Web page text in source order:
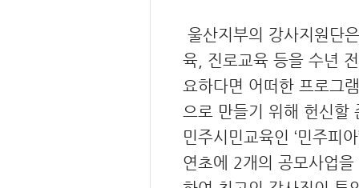
울산지부의 강사지원단
육, 진로교육 등을 수년
요하다면 어떠한 프로그
으로 만들기 위해 헌신할
민주시민교육인 ‘민주피
연초에 2개의 공모사업